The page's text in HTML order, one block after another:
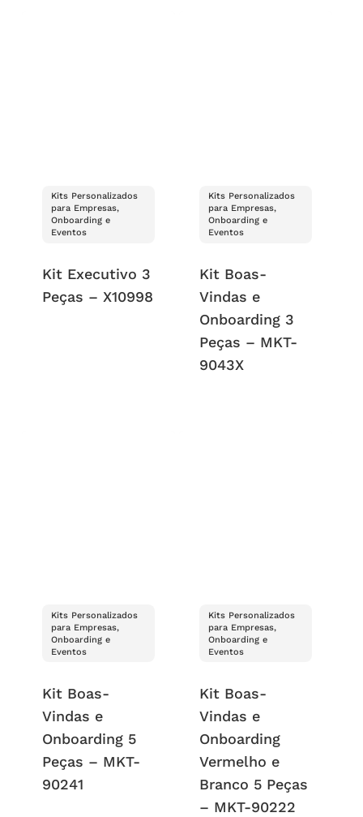
Kits Personalizados
para Empresas,
Onboarding e
Eventos
Kit Executivo 3
Peças – X10998
Kits Personalizados
para Empresas,
Onboarding e
Eventos
Kit Boas-
Vindas e
Onboarding 3
Peças – MKT-
9043X
Kits Personalizados
para Empresas,
Onboarding e
Eventos
Kit Boas-
Vindas e
Onboarding 5
Peças – MKT-
90241
Kits Personalizados
para Empresas,
Onboarding e
Eventos
Kit Boas-
Vindas e
Onboarding
Vermelho e
Branco 5 Peças
– MKT-90222